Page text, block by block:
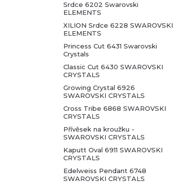
Srdce 6202 Swarovski
ELEMENTS
XILION Srdce 6228 SWAROVSKI
ELEMENTS
Princess Cut 6431 Swarovski
Crystals
Classic Cut 6430 SWAROVSKI
CRYSTALS
Growing Crystal 6926
SWAROVSKI CRYSTALS
Cross Tribe 6868 SWAROVSKI
CRYSTALS
Přívěsek na kroužku -
SWAROVSKI CRYSTALS
Kaputt Oval 6911 SWAROVSKI
CRYSTALS
Edelweiss Pendant 6748
SWAROVSKI CRYSTALS